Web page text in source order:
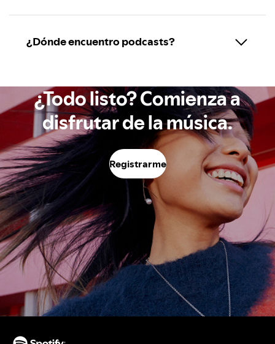
¿Dónde encuentro podcasts?
¿Todo listo? Comienza a
disfrutar de la música.
Registrarme